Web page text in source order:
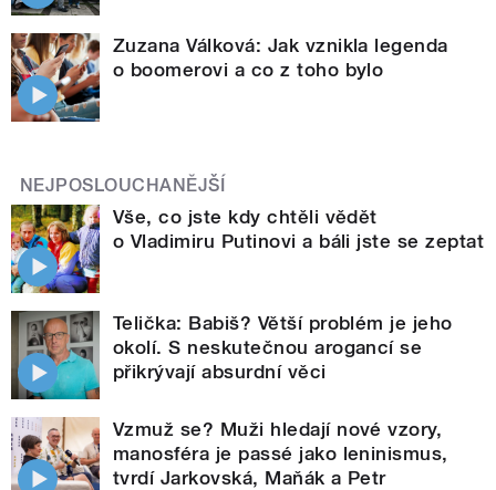
Zuzana Válková: Jak vznikla legenda
o boomerovi a co z toho bylo
NEJPOSLOUCHANĚJŠÍ
Vše, co jste kdy chtěli vědět
o Vladimiru Putinovi a báli jste se zeptat
Telička: Babiš? Větší problém je jeho
okolí. S neskutečnou arogancí se
přikrývají absurdní věci
Vzmuž se? Muži hledají nové vzory,
manosféra je passé jako leninismus,
tvrdí Jarkovská, Maňák a Petr